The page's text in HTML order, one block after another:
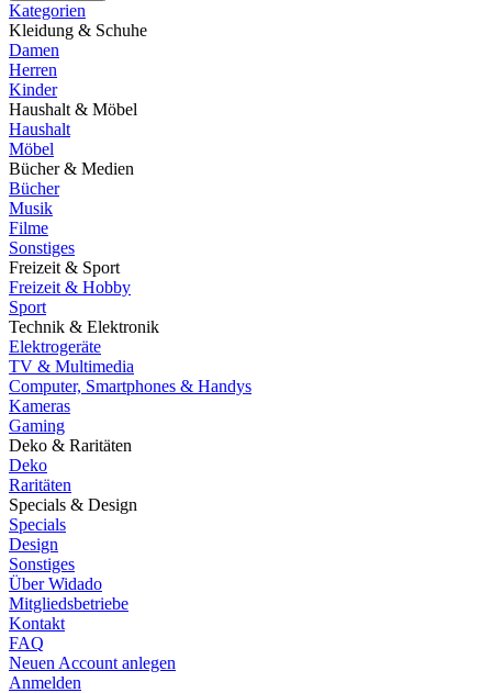
Kategorien
Kleidung & Schuhe
Damen
Herren
Kinder
Haushalt & Möbel
Haushalt
Möbel
Bücher & Medien
Bücher
Musik
Filme
Sonstiges
Freizeit & Sport
Freizeit & Hobby
Sport
Technik & Elektronik
Elektrogeräte
TV & Multimedia
Computer, Smartphones & Handys
Kameras
Gaming
Deko & Raritäten
Deko
Raritäten
Specials & Design
Specials
Design
Sonstiges
Über Widado
Mitgliedsbetriebe
Kontakt
FAQ
Neuen Account anlegen
Anmelden